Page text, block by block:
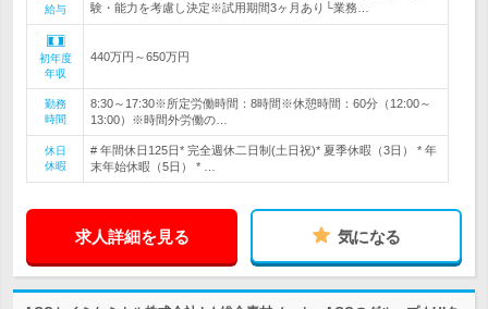
給与
験・能力を考慮し決定※試用期間3ヶ月あり└業務…
初年度
年収
440万円～650万円
勤務
時間
8:30～17:30※所定労働時間：8時間※休憩時間：60分（12:00～
13:00）※時間外労働の…
休日
休暇
# 年間休日125日* 完全週休二日制(土日祝)* 夏季休暇（3日） * 年
末年始休暇（5日） * …
求人詳細を見る 気になる